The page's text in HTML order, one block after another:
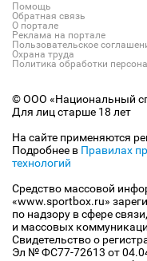
Помощь
Обратная связь
О портале
Реклама на портале
Пользовательское
Охрана труда
Политика обработки
© ООО «Национальный
Для лиц старше 18 лет
На сайте применяются
Подробнее в Правилах
технологий
Средство массовой
«www.sportbox.ru»
по надзору в сфере
и массовых
Свидетельство о
Эл № ФС77-72613 от